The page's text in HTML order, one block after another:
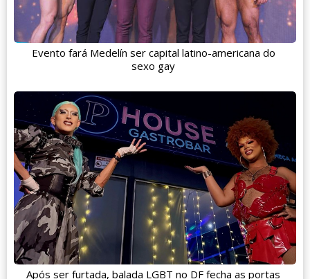
Evento fará Medelín ser capital latino-americana do
sexo gay
Após ser furtada, balada LGBT no DF fecha as portas